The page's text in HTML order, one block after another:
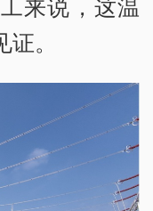
来说，这温
。